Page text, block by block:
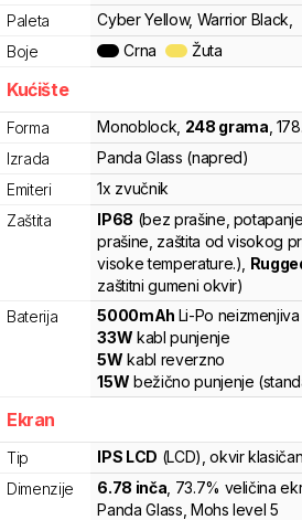
Paleta
Cyber Yellow, Warrior Black,
Boje
Crna Žuta
Kućište
Forma Monoblock 248 grama
Izrada
Panda Glass (napred)
Emiteri
1x zvučnik
Zaštita
IP68 (bez prašine,
prašine, zaštita od visokog
visoke temperature.)
zaštitni gumeni okvir)
Baterija
5000mAh Li-Po neizmenjiva
33W kabl punjenje
5W kabl reverzno
15W bežično punjenje
Ekran
Tip IPS LCD (LCD) , okvir klasičan
Dimenzije
6.78 inča , 73.7% veličina
Panda Glass, Mohs level 5